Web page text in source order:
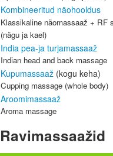
Kombineeritud näohooldus
Klassikaline näomassaaž + RF
(nägu ja kael)
India pea-ja turjamassaaž
Indian head and back massage
Kupumassaaž (kogu keha)
Cupping massage (whole body)
Aroomimassaaž
Aroma massage
Ravimassaažid